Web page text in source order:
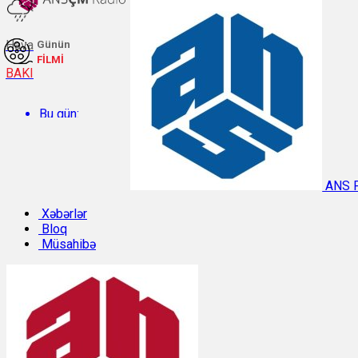
Hava
BAKI
Bu gün:
Temperatur: 32.3°C. Rütubət: 38%.
Sabah:
Günün
FİLMİ
ANS
Xəbərlər
Bloq
Müsahibə